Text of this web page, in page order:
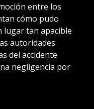
entre los
cómo pudo
tan apacible
autoridades
del accidente
negligencia por